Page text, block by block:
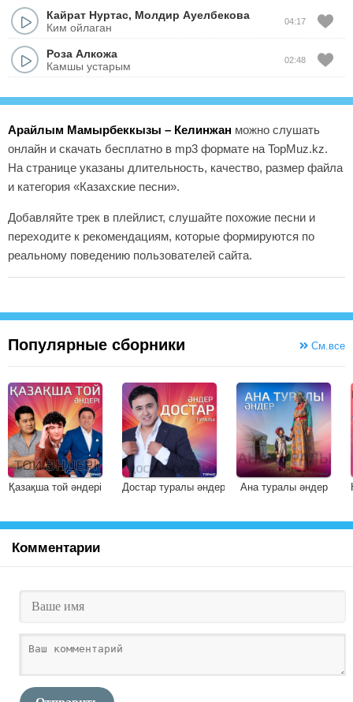
Кайрат Нуртас, Молдир Ауелбекова
Ким ойлаган
04:17
Роза Алкожа
Камшы устарым
02:48
Арайлым Мамырбеккызы – Келинжан можно слушать
онлайн и скачать бесплатно в mp3 формате на TopMuz.kz.
На странице указаны длительность, качество, размер файла
и категория «Казахские песни».
Добавляйте трек в плейлист, слушайте похожие песни и
переходите к рекомендациям, которые формируются по
реальному поведению пользователей сайта.
Популярные сборники См.все
Қазақша той әндері Достар туралы әндер Ана туралы әндер
Комментарии